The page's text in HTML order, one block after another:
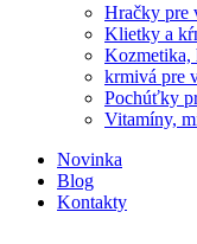
Hračky pre
Klietky a
Kozmetika,
krmivá pre
Pochúťky
Vitamíny,
Novinka
Blog
Kontakty